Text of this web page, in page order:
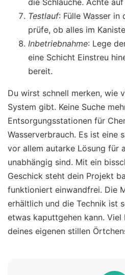
Testlauf: Fülle Wasser in
prüfe, ob alles im
Inbetriebnahme: Lege
eine Schicht Einstreu
bereit.
Du wirst schnell merken, wie
System gibt. Keine Suche
Entsorgungsstationen für
Wasserverbrauch. Es ist eine
vor allem autarke Lösung für
unabhängig sind. Mit ein
Geschick steht dein Projekt
funktioniert einwandfrei. Die
erhältlich und die Technik ist
etwas kaputtgehen kann. Viel
deines eigenen stillen